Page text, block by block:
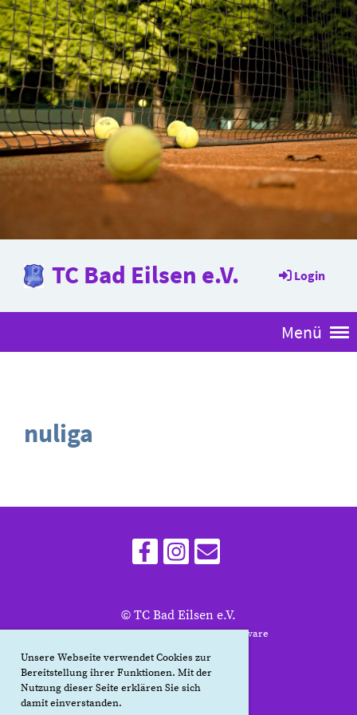
Unsere Webseite verwendet Cookies zur
Bereitstellung ihrer Funktionen. Mit der
Nutzung dieser Seite erklären Sie sich
damit einverstanden.
TC Bad Eilsen e.V. Login
Menü
nuliga
© TC Bad Eilsen e.V.
Erstellt mit ClubDesk Vereinssoftware